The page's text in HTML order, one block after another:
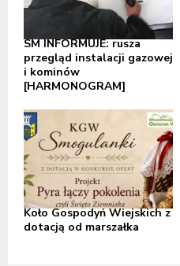
SM INFORMUJE: rusza
przegląd instalacji gazowej
i kominów
[HARMONOGRAM]
Koło Gospodyń Wiejskich z
dotacją od marszałka